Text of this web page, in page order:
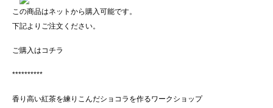
この商品はネットから購入可能です。
下記よりご注文ください。
ご購入はコチラ
**********
香り高い紅茶を練りこんだショコラを作るワークショップ